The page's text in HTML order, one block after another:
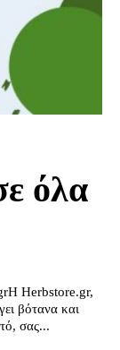
όλα
Herbstore.gr,
βότανα και
σας...